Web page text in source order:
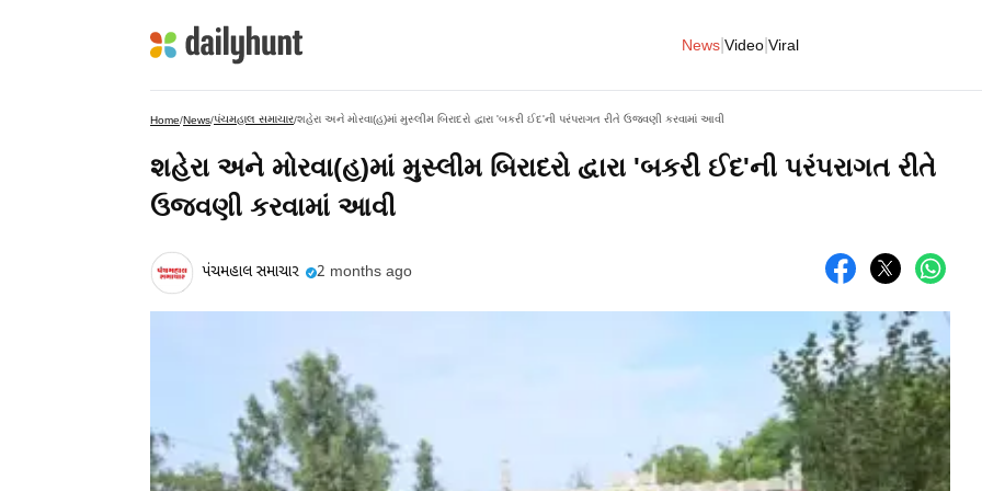
News Video Viral
Home/News/પંચમહાલ સમાચાર/શહેરા અને મોરવા(હ)માં મુસ્લીમ બિરાદરો દ્વારા 'બકરી ઈદ'ની પરંપરાગત રીતે ઉજવણી કરવામાં આવી
શહેરા અને મોરવા(હ)માં મુસ્લીમ બિરાદરો દ્વારા 'બકરી ઈદ'ની પરંપરાગત રીતે
ઉજવણી કરવામાં આવી
પંચમહાલ સમાચાર 2 months ago